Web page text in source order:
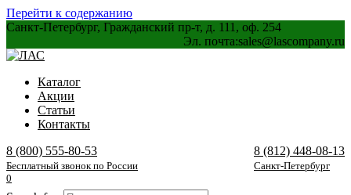
Перейти к содержанию
Санкт-Петербург, Гражданский пр-т, д. 111, оф. 254
Эл. почта:sales@lascompany.ru
Каталог
Акции
Статьи
Контакты
8 (800) 555-80-53
Бесплатный звонок по России
8 (812) 448-08-13
Санкт-Петербург
0